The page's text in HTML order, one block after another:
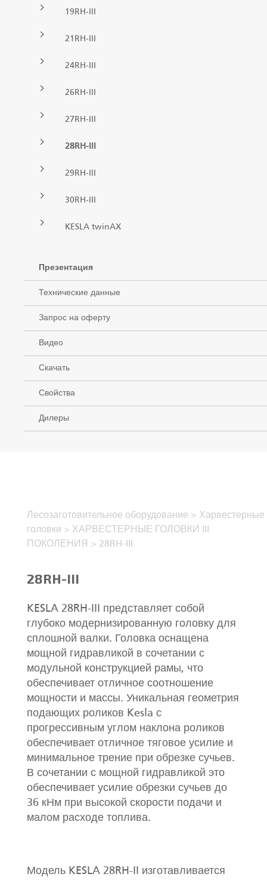
Процессоры циклической подачи
Прицепы
Грейферы I
RU
19RH-III
21RH-III
24RH-III
26RH-III
27RH-III
28RH-III
29RH-III
30RH-III
KESLA twinAX
Презентация
Технические данные
Запрос на оферту
Видео
Скачать
Свойства
Дилеры
Лесозаготовительное оборудование > Харвестерные
головки > ХАРВЕСТЕРНЫЕ ГОЛОВКИ III
ПОКОЛЕНИЯ > 28RH-III
28RH-III
KESLA 28RH-III представляет собой
глубоко модернизированную головку для
сплошной валки. Головка оснащена
мощной гидравликой в сочетании с
модульной конструкцией рамы, что
обеспечивает отличное соотношение
мощности и массы. Уникальная геометрия
подающих роликов Kesla с
прогрессивным углом наклона роликов
обеспечивает отличное тяговое усилие и
минимальное трение при обрезке сучьев.
В сочетании с мощной гидравликой это
обеспечивает усилие обрезки сучьев до
36 кНм при высокой скорости подачи и
малом расходе топлива.
Модель KESLA 28RH-II изготавливается